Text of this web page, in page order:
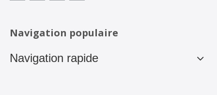
Navigation populaire
Navigation rapide